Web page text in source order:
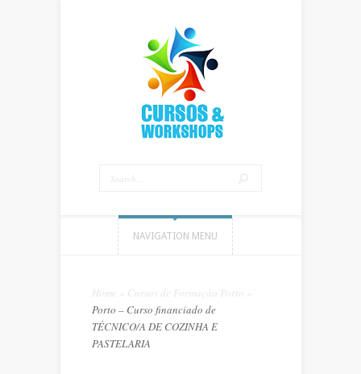
NAVIGATION MENU
Home Cursos de Formação Porto
Porto – Curso financiado de
TÉCNICO/A DE COZINHA E
PASTELARIA